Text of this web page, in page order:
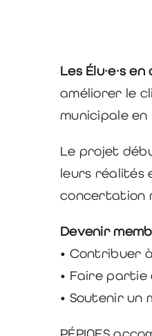
Les Élu·e·s
améliorer le
municipale en
Le projet
leurs réalités
concertation
Devenir
• Contribuer
• Faire
• Soutenir un